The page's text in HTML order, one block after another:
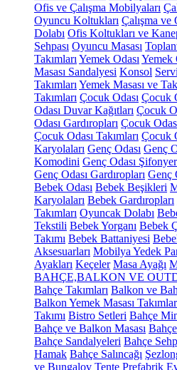
Ofis ve Çalışma Mobilyaları
Oyuncu Koltukları Çalışma ve
Dolabı Ofis Koltukları ve
Sehpası Oyuncu Masası
Takımları Yemek Odası Yemek
Masası Sandalyesi Konsol
Takımları Yemek Masası ve
Takımları Çocuk Odası Çocuk
Odası Duvar Kağıtları Çocuk
Odası Gardıropları Çocuk
Çocuk Odası Takımları Çocuk
Karyolaları Genç Odası Genç
Komodini Genç Odası
Genç Odası Gardıropları Genç
Bebek Odası Bebek Beşikleri
Karyolaları Bebek Gardıropları
Takımları Oyuncak Dolabı
Tekstili Bebek Yorganı Bebek
Takımı Bebek Battaniyesi
Aksesuarları Mobilya Yedek
Ayakları Keçeler Masa Ayağı
BAHÇE,BALKON VE
Bahçe Takımları Balkon ve
Balkon Yemek Masası
Takımı Bistro Setleri Bahçe
Bahçe ve Balkon Masası
Bahçe Sandalyeleri Bahçe
Hamak Bahçe Salıncağı
ve Bungalov Tente Prefabrik